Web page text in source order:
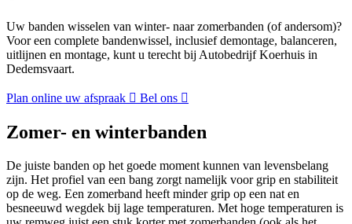
Uw banden wisselen van winter- naar zomerbanden (of andersom)?
Voor een complete bandenwissel, inclusief demontage, balanceren,
uitlijnen en montage, kunt u terecht bij Autobedrijf Koerhuis in
Dedemsvaart.
Plan online uw afspraak Bel ons
Zomer- en winterbanden
De juiste banden op het goede moment kunnen van levensbelang
zijn. Het profiel van een bang zorgt namelijk voor grip en stabiliteit
op de weg. Een zomerband heeft minder grip op een nat en
besneeuwd wegdek bij lage temperaturen. Met hoge temperaturen is